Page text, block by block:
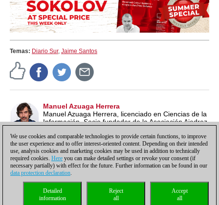
Temas: Diario Sur, Jaime Santos
Manuel Azuaga Herrera
Manuel Azuaga Herrera, licenciado en Ciencias de la
Información. Socio fundador de la Asociación Ajedrez
Andaluza de Ajedrez (Nivel I-FADA)
Política de privacidad |Para contactar Cookies Management
Licencias
Compliance Hotline
We use cookies and comparable technologies to provide certain functions, to improve
the user experience and to offer interest-oriented content. Depending on their intended
use, analysis cookies and marketing cookies may be used in addition to technically
required cookies. Here you can make detailed settings or revoke your consent (if
necessary partially) with effect for the future. Further information can be found in our
data protection declaration.
Accept
all
Reject
all
Detailed
information